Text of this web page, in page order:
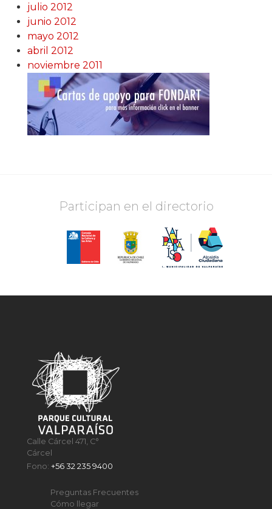
julio 2012
junio 2012
mayo 2012
abril 2012
noviembre 2011
Participan en el directorio
Calle Cárcel 471, C°
Cárcel
Fono:+56 32 235 9400
Preguntas Frecuentes
Cómo llegar